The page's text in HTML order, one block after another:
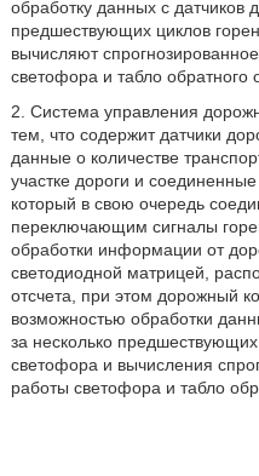
обработку данных с датчиков
предшествующих циклов
вычисляют
светофора и табло обратного
2. Система управления
тем, что содержит датчики
данные о количестве
участке дороги и
который в свою очередь
переключающим сигналы
обработки информации от
светодиодной матрицей,
отсчета, при этом дорожный
возможностью обработки
за несколько
светофора и вычисления
работы светофора и табло